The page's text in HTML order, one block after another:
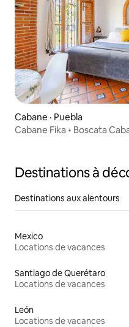
Cabane · Puebla
Cabane Fika • Boscata
Destinations à
Destinations aux alentours
Mexico
Locations de vacances
Santiago de Querétaro
Locations de vacances
León
Locations de vacances